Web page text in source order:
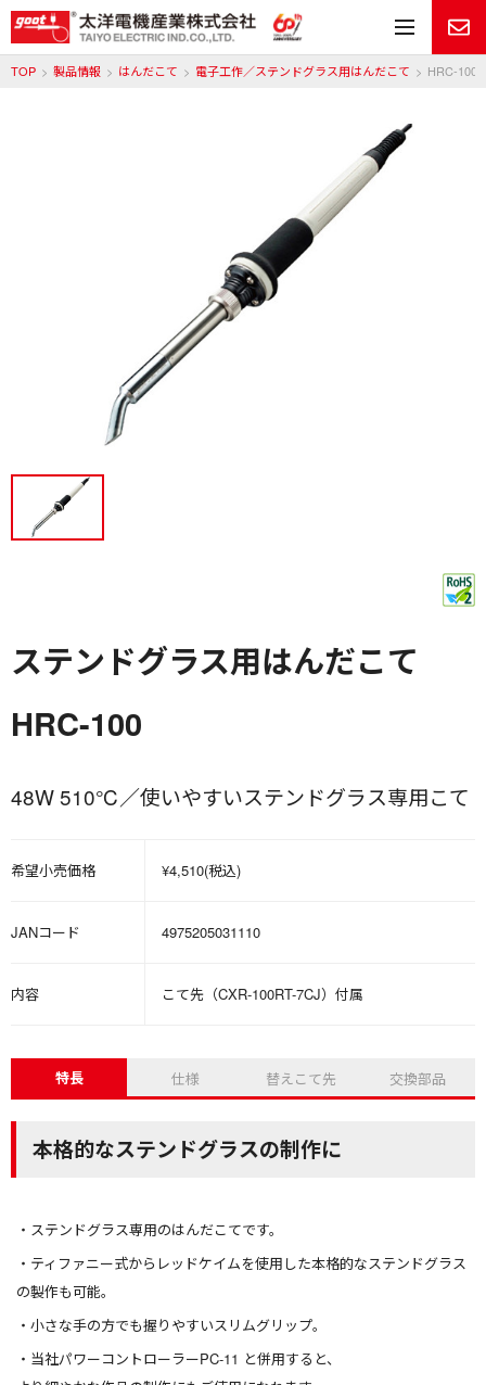
メ
TOP 製品情報 はんだこて 電子工作／ステンドグラス用はんだこて HRC-100
ステンドグラス用はんだこて
HRC-100
48W 510℃／使いやすいステンドグラス専用こて
希望小売価格 ¥4,510(税込)
JANコード 4975205031110
内容 こて先（CXR-100RT-7CJ）付属
特長 仕様 替えこて先 交換部品
本格的なステンドグラスの制作に
ステンドグラス専用のはんだこてです。
ティファニー式からレッドケイムを使用した本格的なステンドグラス
の製作も可能。
小さな手の方でも握りやすいスリムグリップ。
当社パワーコントローラーPC-11 と併用すると、